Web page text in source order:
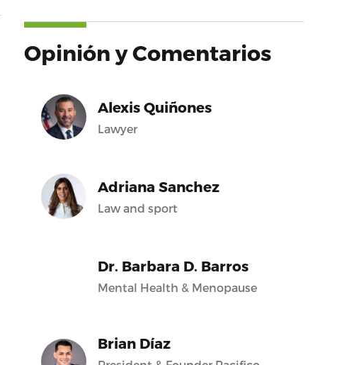
Opinión y Comentarios
Alexis Quiñones
Lawyer
Adriana Sanchez
Law and sport
Dr. Barbara D. Barros
Mental Health & Menopause
Brian Díaz